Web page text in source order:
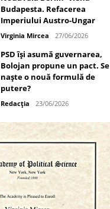
Budapesta. Refacerea
Imperiului Austro-Ungar
Virginia Mircea 27/06/2026
PSD își asumă guvernarea,
Bolojan propune un pact. Se
naște o nouă formulă de
putere?
Redacția 23/06/2026